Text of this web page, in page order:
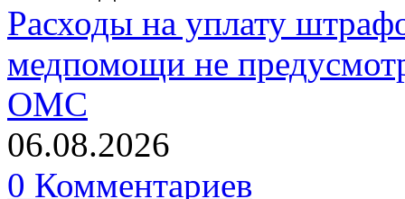
Расходы на уплату
медпомощи не
ОМС
06.08.2026
0 Комментариев